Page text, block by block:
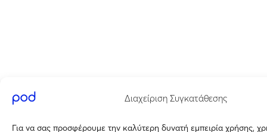
Διαχείριση Συγκατάθεσης
Για να σας προσφέρουμε την καλύτερη δυνατή εμπειρία χρήσης,